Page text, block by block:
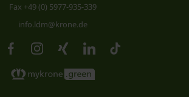
Fax +49 (0) 5977-935-339
info.ldm@krone.de